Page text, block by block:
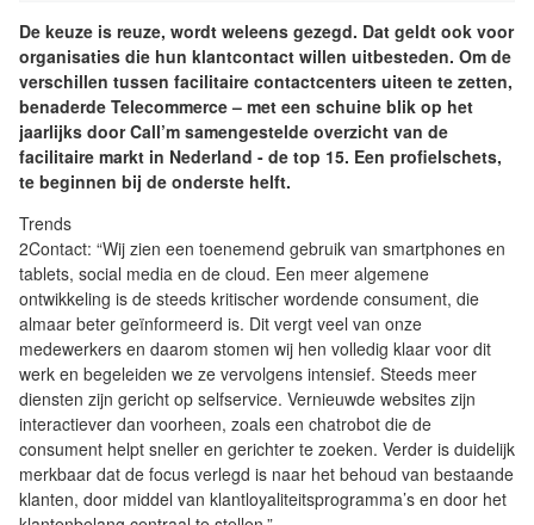
De keuze is reuze, wordt weleens gezegd. Dat geldt ook voor
organisaties die hun klantcontact willen uitbesteden. Om de
verschillen tussen facilitaire contactcenters uiteen te zetten,
benaderde Telecommerce – met een schuine blik op het
jaarlijks door Call’m samengestelde overzicht van de
facilitaire markt in Nederland - de top 15. Een profielschets,
te beginnen bij de onderste helft.
Trends
2Contact: “Wij zien een toenemend gebruik van smartphones en
tablets, social media en de cloud. Een meer algemene
ontwikkeling is de steeds kritischer wordende consument, die
almaar beter geïnformeerd is. Dit vergt veel van onze
medewerkers en daarom stomen wij hen volledig klaar voor dit
werk en begeleiden we ze vervolgens intensief. Steeds meer
diensten zijn gericht op selfservice. Vernieuwde websites zijn
interactiever dan voorheen, zoals een chatrobot die de
consument helpt sneller en gerichter te zoeken. Verder is duidelijk
merkbaar dat de focus verlegd is naar het behoud van bestaande
klanten, door middel van klantloyaliteitsprogramma’s en door het